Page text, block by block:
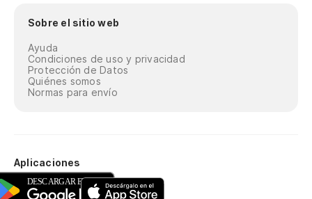
Sobre el sitio web
Ayuda
Condiciones de uso y privacidad
Protección de Datos
Quiénes somos
Normas para envío
Aplicaciones